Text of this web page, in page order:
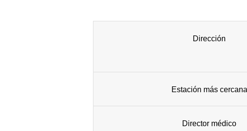
Dirección
Estación más cercana
Director médico